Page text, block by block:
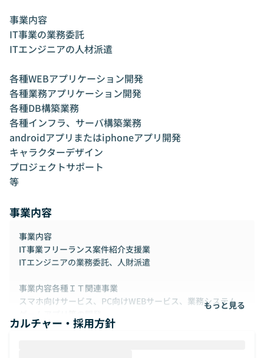
事業内容
IT事業の業務委託
ITエンジニアの人材派遣
各種WEBアプリケーション開発
各種業務アプリケーション開発
各種DB構築業務
各種インフラ、サーバ構築業務
androidアプリまたはiphoneアプリ開発
キャラクターデザイン
プロジェクトサポート
等
事業内容
事業内容
IT事業フリーランス案件紹介支援業
ITエンジニアの業務委託、人財派遣
事業内容各種ＩＴ関連事業
スマホ向けサービス、PC向けWEBサービス、業務システム、
各種フロント、バナー、デザインの作成、広告効果測定、
もっと見る
カルチャー・採用方針